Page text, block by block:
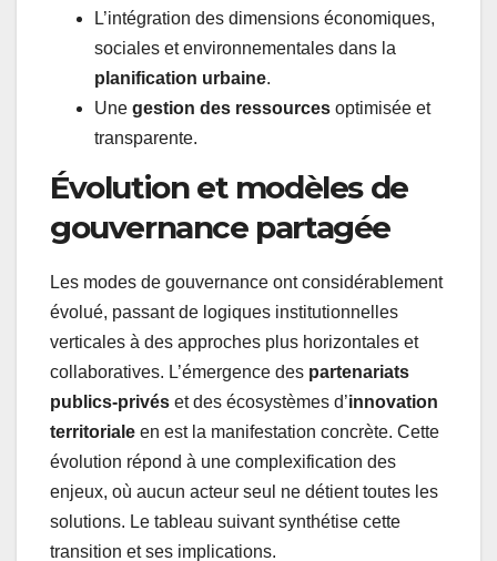
L’intégration des dimensions économiques,
sociales et environnementales dans la
planification urbaine.
Une gestion des ressources optimisée et
transparente.
Évolution et modèles de
gouvernance partagée
Les modes de gouvernance ont considérablement
évolué, passant de logiques institutionnelles
verticales à des approches plus horizontales et
collaboratives. L’émergence des partenariats
publics-privés et des écosystèmes d’innovation
territoriale en est la manifestation concrète. Cette
évolution répond à une complexification des
enjeux, où aucun acteur seul ne détient toutes les
solutions. Le tableau suivant synthétise cette
transition et ses implications.